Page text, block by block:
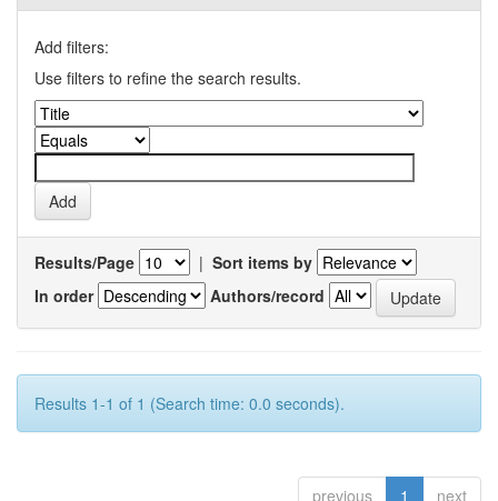
Add filters:
Use filters to refine the search results.
Results/Page | Sort items by
In order
Authors/record
Results 1-1 of 1 (Search time: 0.0 seconds).
previous 1 next